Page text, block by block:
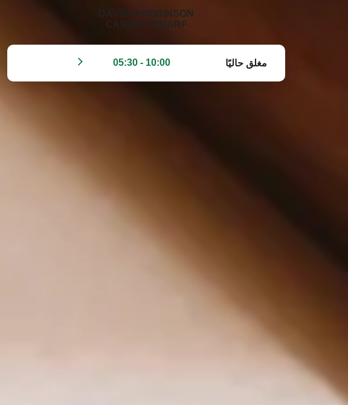
‭DAVID M ROBINSON
CANARY WHARF‬
مغلق حاليًا 10:00 - 05:30